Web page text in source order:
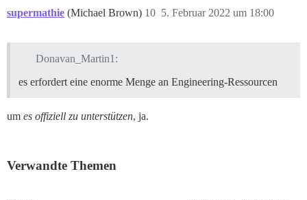
supermathie (Michael Brown) 5. Februar 2022 um 18:00
10
Donavan_Martin1:
es erfordert eine enorme Menge an Engineering-Ressourcen
um es offiziell zu unterstützen, ja.
Verwandte Themen